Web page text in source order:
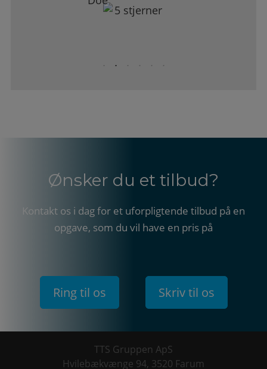
Ønsker du et tilbud?
Kontakt os i dag for et uforpligtende tilbud på en
opgave, som du vil have en pris på
Ring til os Skriv til os
TTS Gruppen ApS
Hvilebækvænge 94, 3520 Farum